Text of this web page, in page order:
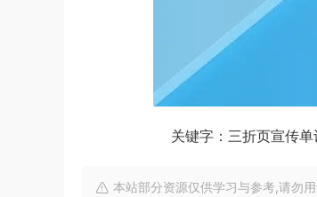
关键字：三折页宣传
本站部分资源仅供学习与参考,请勿